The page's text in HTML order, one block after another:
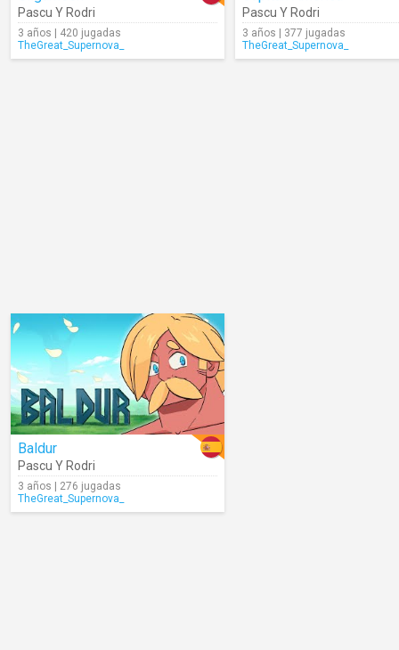
Pascu Y Rodri
3 años | 420 jugadas
TheGreat_Supernova_
Pascu Y Rodri
3 años | 377 jugadas
TheGreat_Supernova_
Baldur
Pascu Y Rodri
3 años | 276 jugadas
TheGreat_Supernova_